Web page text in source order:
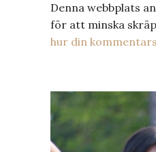
Denna webbplats
för att minska
hur din